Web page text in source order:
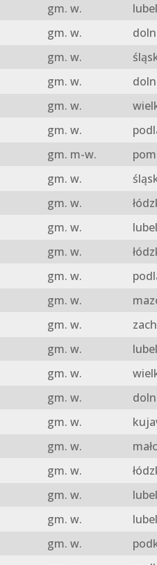
gm. w.
gm. w.
gm. w.
gm. w.
gm. w.
gm. w.
gm. m-w.
gm. w.
gm. w.
gm. w.
gm. w.
gm. w.
gm. w.
gm. w.
gm. w.
gm. w.
gm. w.
gm. w.
gm. w.
gm. w.
gm. w.
gm. w.
gm. w.